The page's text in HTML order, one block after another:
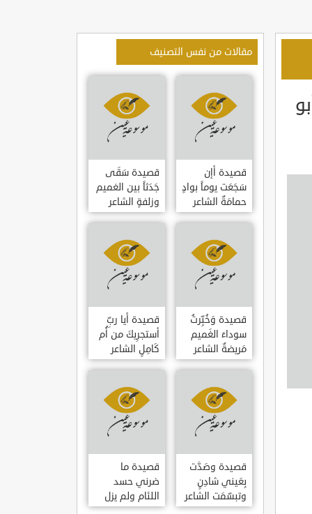
مقالات من نفس التصنيف
قصيدة أإن
سَجَعَت يوماً بوادٍ
حمامَةٌ الشاعر
العوام بن عقبة
قصيدة سَقَى
جَدَثاً بين الغميم
وزلفةٍ الشاعر
العوام بن عقبة
قصيدة وَخُبِّرتُ
سوداءَ الغَميم
مَريضةٌ الشاعر
العوام بن عقبة
قصيدة أيا ربِّ
أستجرِيكَ من أُم
كَامِلٍ الشاعر
العوام بن عقبة
قصيدة وصَدَّت
بِعَيني شادِنٍ
وتبسّمَت الشاعر
العوام بن عقبة
قصيدة ما
ضرني حسد
اللئام ولم يزل
الشاعر عمارة بن